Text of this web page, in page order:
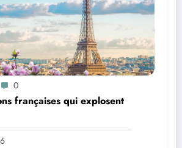
0
françaises qui explosent